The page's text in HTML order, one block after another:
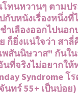
โทนหวานๆ ตามป
กับหนังเรื่องหนึ่ง
ำเลืองออกไปนอก
ก็ยิ่งแน่ใจว่า สา
พสันนิษวาส" กันใ
นที่จริงไม่อยากใ
Syndrome โ
นทร์ 55+ เป็นบ่อย)